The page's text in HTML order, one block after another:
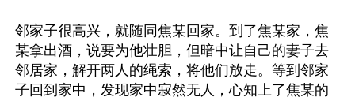
邻家子很高兴，就随同焦某回家。到了焦某家，焦
某拿出酒，说要为他壮胆，但暗中让自己的妻子去
邻居家，解开两人的绳索，将他们放走。等到邻家
子回到家中，发现家中寂然无人，心知上了焦某的